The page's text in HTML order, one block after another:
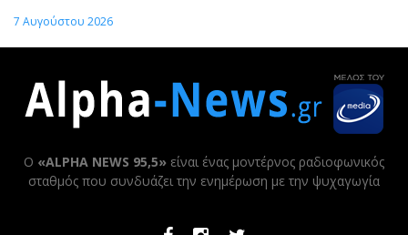
7 Αυγούστου 2026
Ο «ALPHA NEWS 95,5» είναι ένας μοντέρνος ραδιοφωνικός
σταθμός που συνδυάζει την ενημέρωση με την ψυχαγωγία